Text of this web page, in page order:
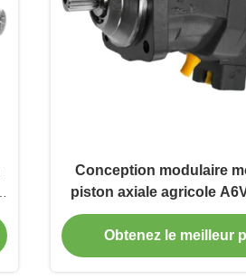
Conception modulaire
piston axiale agricole
grue mobile
Obtenez le meilleur